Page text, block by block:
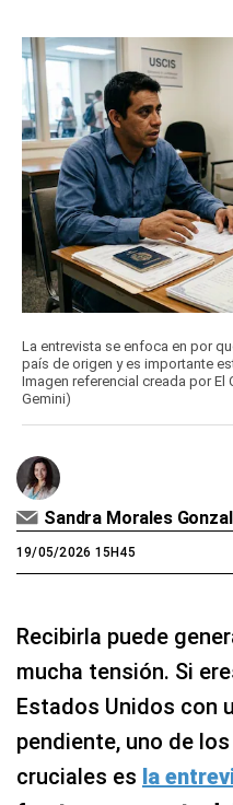
La entrevista se enfoca en por
país de origen y es importante
Imagen referencial creada por El
Gemini)
Sandra Morales
19/05/2026 15H45
Recibirla puede
mucha tensión. Si
Estados Unidos con
pendiente, uno de
cruciales es la